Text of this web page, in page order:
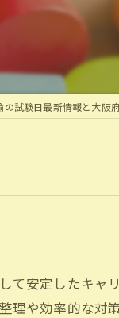
週休二日制
の試験日最新情報と大阪
て安定したキャ
理や効率的な対